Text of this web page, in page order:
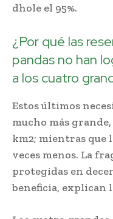
dhole el 95%.
¿Por qué las
pandas no han
a los cuatro
Estos últimos
mucho más grande,
km2; mientras que
veces menos. La
protegidas en
beneficia, explican